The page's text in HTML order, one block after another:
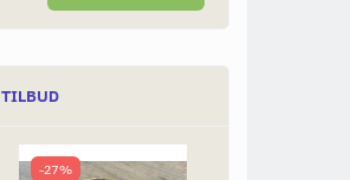
TILBUD
-27%